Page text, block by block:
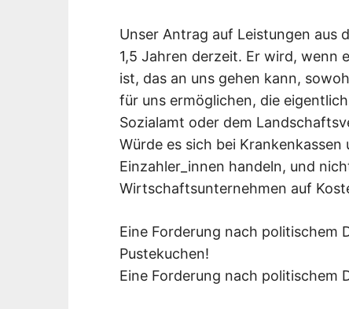
Unser Antrag auf Leistungen aus
1,5 Jahren derzeit. Er wird, wenn
ist, das an uns gehen kann,
für uns ermöglichen, die
Sozialamt oder dem
Würde es sich bei Krankenkassen
Einzahler_innen handeln, und
Wirtschaftsunternehmen auf
Eine Forderung nach politischem
Pustekuchen!
Eine Forderung nach politischem